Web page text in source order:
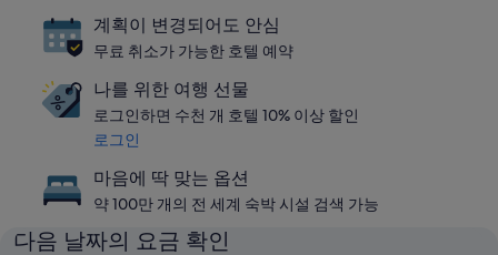
계획이 변경되어도 안심
무료 취소가 가능한 호텔 예약
나를 위한 여행 선물
로그인하면 수천 개 호텔 10% 이상 할인
로그인
마음에 딱 맞는 옵션
약 100만 개의 전 세계 숙박 시설 검색 가능
다음 날짜의 요금 확인